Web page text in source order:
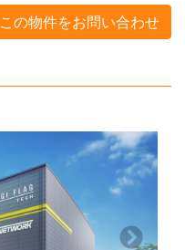
この物件をお問い合わせ
次へ